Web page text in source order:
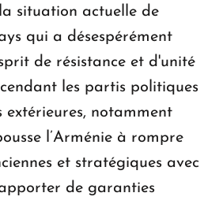
situation actuelle de
qui a désespérément
de résistance et d'unité
les partis politiques
extérieures, notamment
l’Arménie à rompre
et stratégiques avec
de garanties